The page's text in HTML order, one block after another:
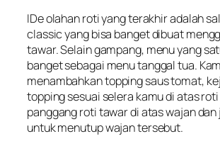
IDe olahan roti yang terakhir adalah
classicyang bisa banget dibuat
tawar. Selain gampang, menu yang
banget sebagai menu tanggal tua.
menambahkan topping saus tomat,
topping sesuai selera kamu di atas
panggang roti tawar di atas wajan dan
untuk menutup wajan tersebut.